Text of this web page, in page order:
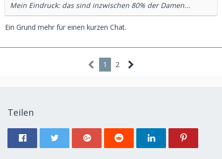
Mein Eindruck: das sind inzwischen 80% der Damen...
Ein Grund mehr für einen kurzen Chat.
1 2
Teilen